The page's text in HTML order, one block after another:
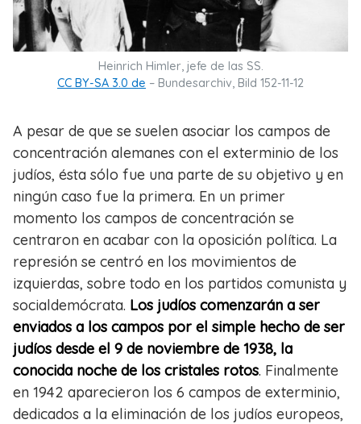
Heinrich Himler, jefe de las SS.
CC BY-SA 3.0 de – Bundesarchiv, Bild 152-11-12
A pesar de que se suelen asociar los campos de
concentración alemanes con el exterminio de los
judíos, ésta sólo fue una parte de su objetivo y en
ningún caso fue la primera. En un primer
momento los campos de concentración se
centraron en acabar con la oposición política. La
represión se centró en los movimientos de
izquierdas, sobre todo en los partidos comunista y
socialdemócrata. Los judíos comenzarán a ser
enviados a los campos por el simple hecho de ser
judíos desde el 9 de noviembre de 1938, la
conocida noche de los cristales rotos. Finalmente
en 1942 aparecieron los 6 campos de exterminio,
dedicados a la eliminación de los judíos europeos,